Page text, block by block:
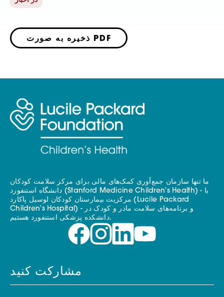
ذخیره به صورت PDF
ما تنها سازمان جمع‌آوری کمک‌های مالی برای مرکز سلامت کودکان
دانشگاه استنفورد (Stanford Medicine Children's Health) - با
مرکزیت بیمارستان کودکان لوسیل پاکارد (Lucile Packard
Children's Hospital) - و برنامه‌های سلامت مادر و کودک در
دانشکده پزشکی استنفورد هستیم.
مشارکت کنید